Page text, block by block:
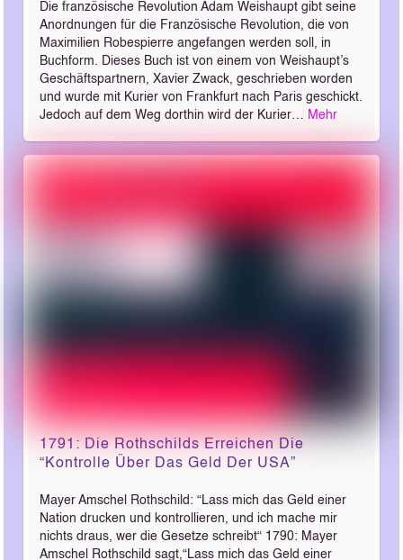
Die französische Revolution Adam Weishaupt gibt seine
Anordnungen für die Französische Revolution, die von
Maximilien Robespierre angefangen werden soll, in
Buchform. Dieses Buch ist von einem von Weishaupt’s
Geschäftspartnern, Xavier Zwack, geschrieben worden
und wurde mit Kurier von Frankfurt nach Paris geschickt.
Jedoch auf dem Weg dorthin wird der Kurier… Mehr
1791: Die Rothschilds Erreichen Die
“Kontrolle Über Das Geld Der USA”
Mayer Amschel Rothschild: “Lass mich das Geld einer
Nation drucken und kontrollieren, und ich mache mir
nichts draus, wer die Gesetze schreibt“ 1790: Mayer
Amschel Rothschild sagt,“Lass mich das Geld einer